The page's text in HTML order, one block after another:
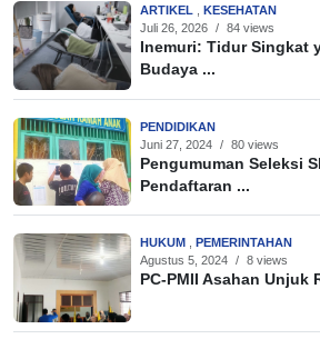
ARTIKEL , KESEHATAN
Juli 26, 2026 / 84 views
Inemuri: Tidur Singkat
Budaya ...
PENDIDIKAN
Juni 27, 2024 / 80 views
Pengumuman Seleksi
Pendaftaran ...
HUKUM , PEMERINTAHAN
Agustus 5, 2024 / 8 views
PC-PMII Asahan Unjuk